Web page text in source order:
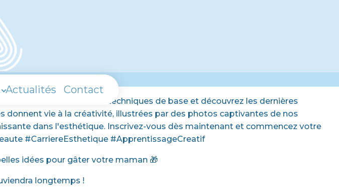
Actualités Contact
Maîtrisez les techniques de base et découvrez les dernières
donnent vie à la créativité, illustrées par des photos captivantes de nos
dans l'esthétique. Inscrivez-vous dès maintenant et commencez votre
#CarriereEsthetique #ApprentissageCreatif
idées pour gâter votre maman 🎁
longtemps !